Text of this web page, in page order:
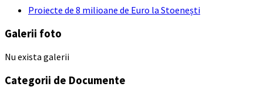
Proiecte de 8 milioane de Euro la Stoenești
Galerii foto
Nu exista galerii
Categorii de Documente